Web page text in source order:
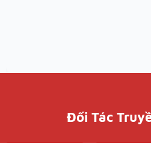
Đối Tác